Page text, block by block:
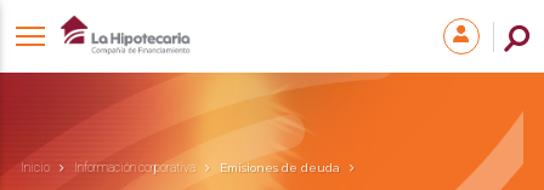
Inicio Información corporativa Emisiones de deuda